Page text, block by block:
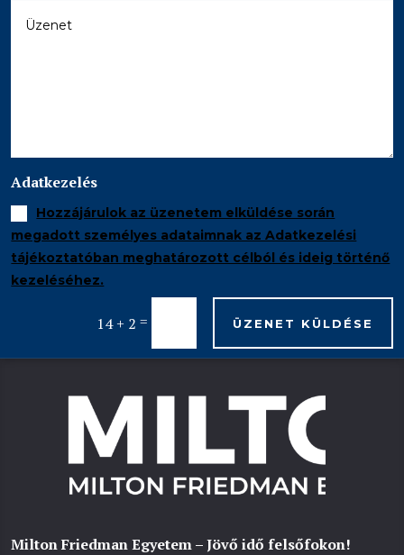
Adatkezelés
Hozzájárulok az üzenetem elküldése során
megadott személyes adataimnak az Adatkezelési
tájékoztatóban meghatározott célból és ideig történő
kezeléséhez.
14 + 2 = ÜZENET KÜLDÉSE
Milton Friedman Egyetem – Jövő idő felsőfokon!